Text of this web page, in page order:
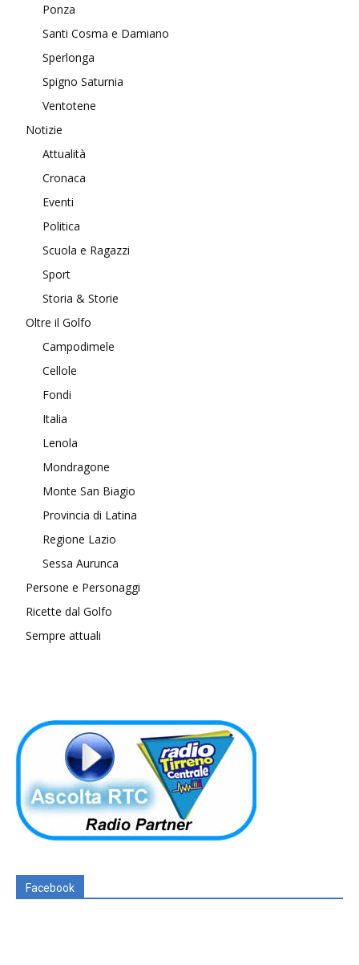
Ponza
Santi Cosma e Damiano
Sperlonga
Spigno Saturnia
Ventotene
Notizie
Attualità
Cronaca
Eventi
Politica
Scuola e Ragazzi
Sport
Storia & Storie
Oltre il Golfo
Campodimele
Cellole
Fondi
Italia
Lenola
Mondragone
Monte San Biagio
Provincia di Latina
Regione Lazio
Sessa Aurunca
Persone e Personaggi
Ricette dal Golfo
Sempre attuali
Facebook